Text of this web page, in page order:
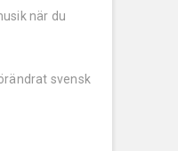
när du
svensk